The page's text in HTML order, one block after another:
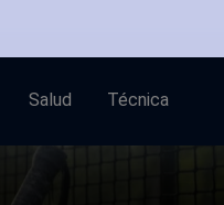
Salud Técnica